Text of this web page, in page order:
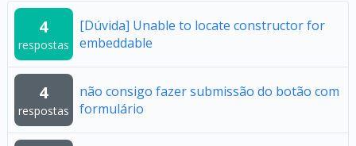
4
respostas
[Dúvida] Unable to locate constructor for
embeddable
4
respostas
não consigo fazer submissão do botão com
formulário